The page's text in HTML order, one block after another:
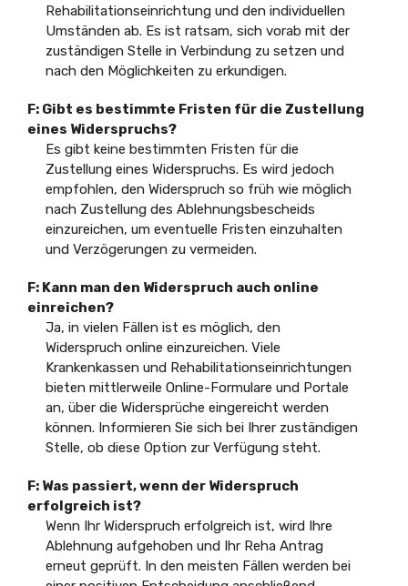
Rehabilitationseinrichtung und den individuellen
Umständen ab. Es ist ratsam, sich vorab mit der
zuständigen Stelle in Verbindung zu setzen und
nach den Möglichkeiten zu erkundigen.
F: Gibt es bestimmte Fristen für die Zustellung
eines Widerspruchs?
Es gibt keine bestimmten Fristen für die
Zustellung eines Widerspruchs. Es wird jedoch
empfohlen, den Widerspruch so früh wie möglich
nach Zustellung des Ablehnungsbescheids
einzureichen, um eventuelle Fristen einzuhalten
und Verzögerungen zu vermeiden.
F: Kann man den Widerspruch auch online
einreichen?
Ja, in vielen Fällen ist es möglich, den
Widerspruch online einzureichen. Viele
Krankenkassen und Rehabilitationseinrichtungen
bieten mittlerweile Online-Formulare und Portale
an, über die Widersprüche eingereicht werden
können. Informieren Sie sich bei Ihrer zuständigen
Stelle, ob diese Option zur Verfügung steht.
F: Was passiert, wenn der Widerspruch
erfolgreich ist?
Wenn Ihr Widerspruch erfolgreich ist, wird Ihre
Ablehnung aufgehoben und Ihr Reha Antrag
erneut geprüft. In den meisten Fällen werden bei